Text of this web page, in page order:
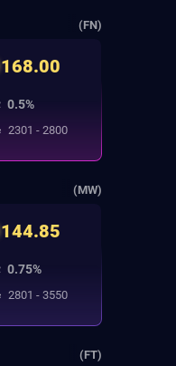
(FN)
168.00
0.5%
2301 - 2800
(MW)
144.85
0.75%
2801 - 3550
(FT)